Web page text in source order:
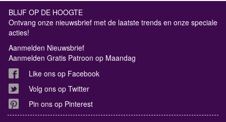
BLIJF OP DE HOOGTE
Ontvang onze nieuwsbrief met de laatste trends en onze speciale
acties!
Aanmelden Nieuwsbrief
Aanmelden Gratis Patroon op Maandag
Like ons op Facebook
Volg ons op Twitter
Pin ons op Pinterest